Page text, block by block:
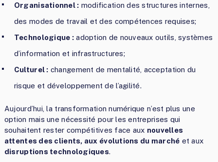
Organisationnel : modification des structures internes,
des modes de travail et des compétences requises;
Technologique : adoption de nouveaux outils, systèmes
d’information et infrastructures;
Culturel : changement de mentalité, acceptation du
risque et développement de l’agilité.
Aujourd’hui, la transformation numérique n’est plus une
option mais une nécessité pour les entreprises qui
souhaitent rester compétitives face aux nouvelles
attentes des clients, aux évolutions du marché et aux
disruptions technologiques.